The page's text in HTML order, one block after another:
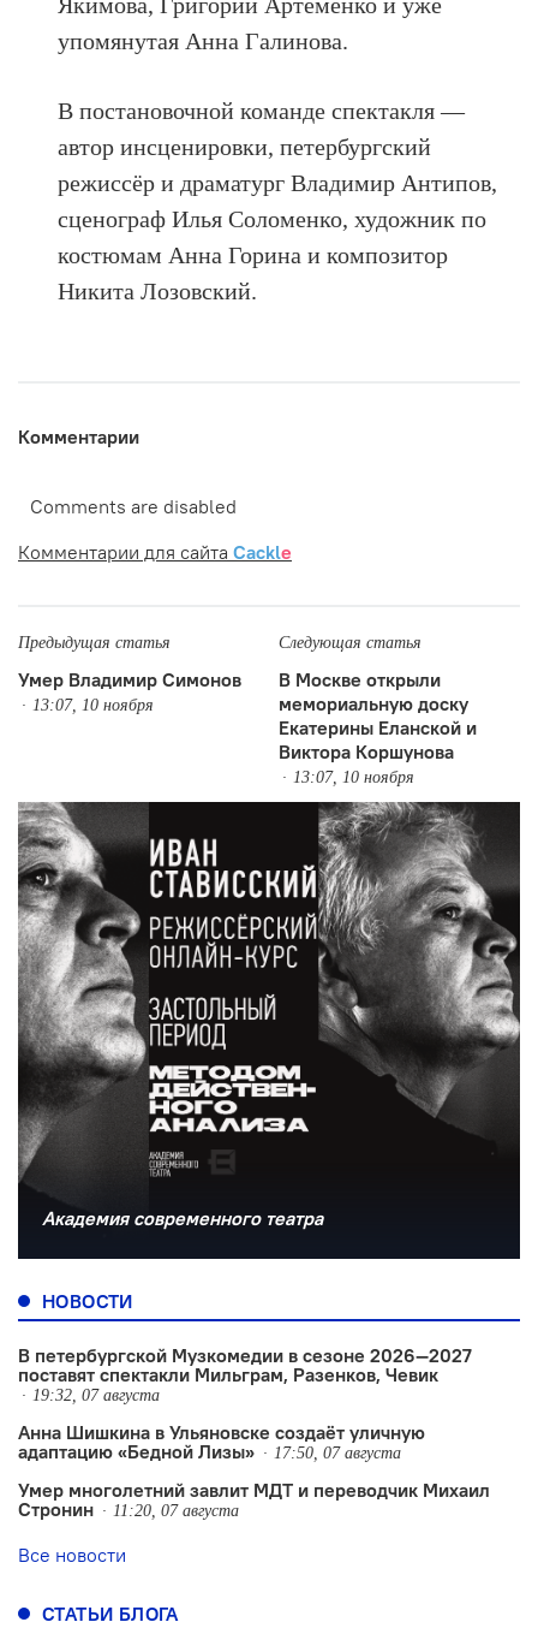
упомянутая Анна Галинова.
В постановочной команде спектакля —
автор инсценировки, петербургский
режиссёр и драматург Владимир Антипов,
сценограф Илья Соломенко, художник по
костюмам Анна Горина и композитор
Никита Лозовский.
Комментарии
Comments are disabled
Комментарии для сайта Cackle
Предыдущая статья
Умер Владимир Симонов
13:07, 10 ноября
Следующая статья
В Москве открыли
мемориальную доску
Екатерины Еланской и
Виктора Коршунова
13:07, 10 ноября
Академия современного театра
НОВОСТИ
В петербургской Музкомедии в сезоне 2026—2027
поставят спектакли Мильграм, Разенков, Чевик
19:32, 07 августа
Анна Шишкина в Ульяновске создаëт уличную
адаптацию «Бедной Лизы»
17:50, 07 августа
Умер многолетний завлит МДТ и переводчик Михаил
Стронин
11:20, 07 августа
Все новости
СТАТЬИ БЛОГА